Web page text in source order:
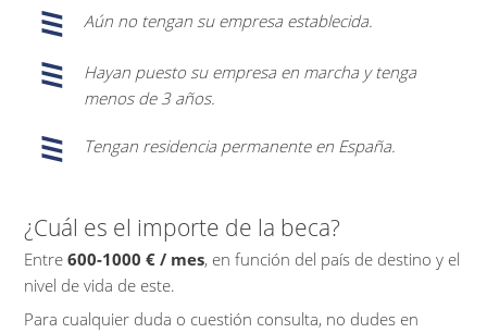
Aún no tengan su empresa establecida.
Hayan puesto su empresa en marcha y tenga
menos de 3 años.
Tengan residencia permanente en España.
¿Cuál es el importe de la beca?
Entre600-1000 € / mes, en función del país de destino y el
nivel de vida de este.
Para cualquier duda o cuestión consulta, no dudes en